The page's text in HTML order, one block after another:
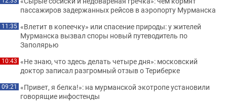
пассажиров задержанных рейсов в аэропорту Мурманска
11:35 «Влетит в копеечку» или спасение природы: у жителей
Мурманска вызвал споры новый путеводитель по
Заполярью
10:43 «Не знаю, что здесь делать четыре дня»: московский
доктор записал разгромный отзыв о Териберке
09:21 «Привет, я белка!»: на мурманской экотропе установили
говорящие инфостенды